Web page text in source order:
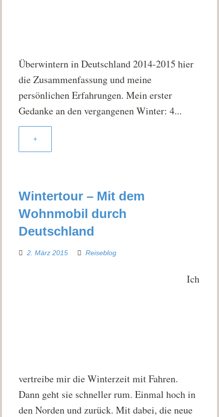
Überwintern in Deutschland 2014-2015 hier
die Zusammenfassung und meine
persönlichen Erfahrungen. Mein erster
Gedanke an den vergangenen Winter: 4...
+
Wintertour – Mit dem
Wohnmobil durch
Deutschland
2. März 2015 Reiseblog
Ich
vertreibe mir die Winterzeit mit Fahren.
Dann geht sie schneller rum. Einmal hoch in
den Norden und zurück. Mit dabei, die neue